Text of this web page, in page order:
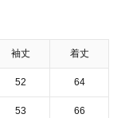
袖丈 着丈
52 64
53 66